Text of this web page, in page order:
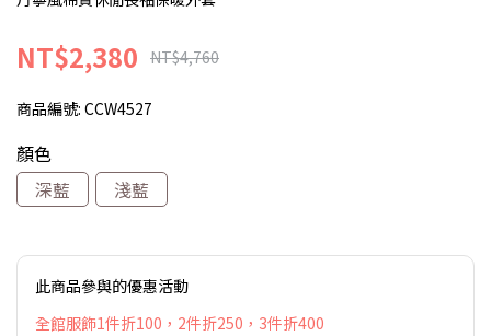
NT$2,380 NT$4,760
商品編號: CCW4527
顏色
深藍
淺藍
此商品參與的優惠活動
全館服飾1件折100，2件折250，3件折400